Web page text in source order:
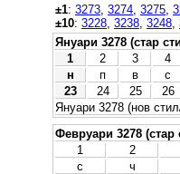
±1: 3273 3274 3275
±10: 3228 3238 3248
Януари 3278 (стар
1
2 3 4
н
п в с
23
24 25 26
Януари 3278 (нов
Февруари 3278
1
2
с
ч